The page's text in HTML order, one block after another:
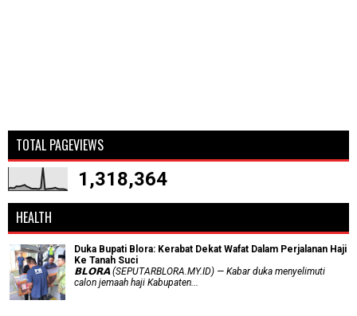
TOTAL PAGEVIEWS
1,318,364
HEALTH
Duka Bupati Blora: Kerabat Dekat Wafat Dalam Perjalanan Haji
Ke Tanah Suci
𝗕𝗟𝗢𝗥𝗔 (SEPUTARBLORA.MY.ID) — Kabar duka menyelimuti
calon jemaah haji Kabupaten...